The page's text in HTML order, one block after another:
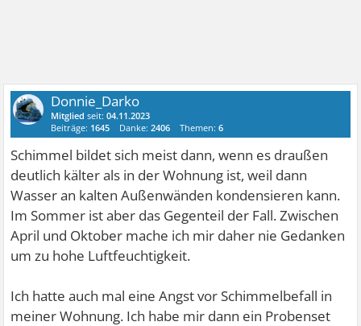
Donnie_Darko
Mitglied seit:04.11.2023
Beiträge: 1645 Danke:2406 Themen:6
Schimmel bildet sich meist dann, wenn es draußen
deutlich kälter als in der Wohnung ist, weil dann
Wasser an kalten Außenwänden kondensieren kann.
Im Sommer ist aber das Gegenteil der Fall. Zwischen
April und Oktober mache ich mir daher nie Gedanken
um zu hohe Luftfeuchtigkeit.
Ich hatte auch mal eine Angst vor Schimmelbefall in
meiner Wohnung. Ich habe mir dann ein Probenset